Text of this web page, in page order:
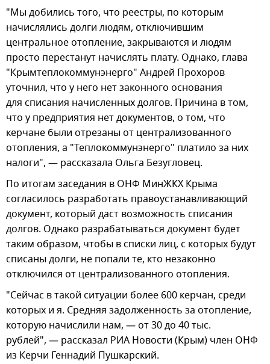
"Мы добились того, что реестры, по которым
начислялись долги людям, отключившим
центральное отопление, закрываются и людям
просто перестанут начислять плату. Однако, глава
"Крымтеплокоммунэнерго" Андрей Прохоров
уточнил, что у него нет законного основания
для списания начисленных долгов. Причина в том,
что у предприятия нет документов, о том, что
керчане были отрезаны от централизованного
отопления, а "Теплокоммунэнерго" платило за них
налоги", — рассказала Ольга Безугловец.
По итогам заседания в ОНФ МинЖКХ Крыма
согласилось разработать правоустанавливающий
документ, который даст возможность списания
долгов. Однако разрабатываться документ будет
таким образом, чтобы в списки лиц, с которых будут
списаны долги, не попали те, кто незаконно
отключился от централизованного отопления.
"Сейчас в такой ситуации более 600 керчан, среди
которых и я. Средняя задолженность за отопление,
которую начислили нам, — от 30 до 40 тыс.
рублей", — рассказал РИА Новости (Крым) член ОНФ
из Керчи Геннадий Пушкарский.